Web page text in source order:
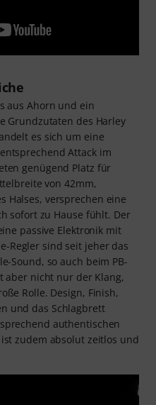
aus Ahorn und ein
Grundzutaten des Harley
es sich um eine
Attack im
genügend Platz für
von 42mm,
Halses, versprechen eine
sofort zu Hause fühlt. Der
passive Elektronik mit
Regler sind seit jeher das
Sound, so auch beim PB-
aber nicht nur der Klang,
Rolle. Design, Finish,
und das Schlagbrett
authentischen
zudem absolut zeitlos und